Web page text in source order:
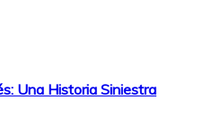
Una Historia Siniestra